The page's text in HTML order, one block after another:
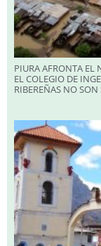
PIURA AFRONTA EL
EL COLEGIO DE
RIBEREÑAS NO SON